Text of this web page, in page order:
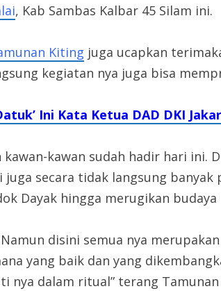
, Kab Sambas Kalbar 45 Silam ini.
Kiting juga ucapkan
kegiatan nya juga bisa
Ini Kata Ketua DAD DKI
kawan sudah hadir hari
juga secara tidak langsung
Dayak hingga merugikan
disini semua nya
yang baik dan yang
nya dalam ritual” terang